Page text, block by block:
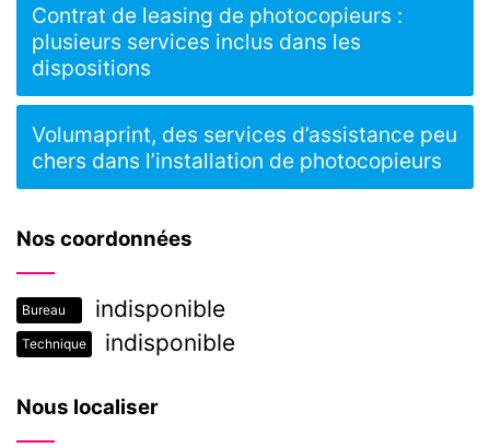
Nos coordonnées
Bureau indisponible
Technique indisponible
Nous localiser
Contrat de leasing de photocopieurs :
plusieurs services inclus dans les
dispositions
Volumaprint, des services d’assistance peu
chers dans l’installation de photocopieurs